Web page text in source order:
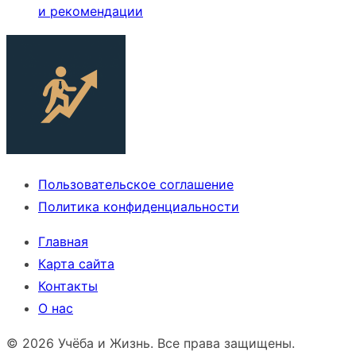
и рекомендации
Пользовательское соглашение
Политика конфиденциальности
Главная
Карта сайта
Контакты
О нас
© 2026 Учёба и Жизнь. Все права защищены.